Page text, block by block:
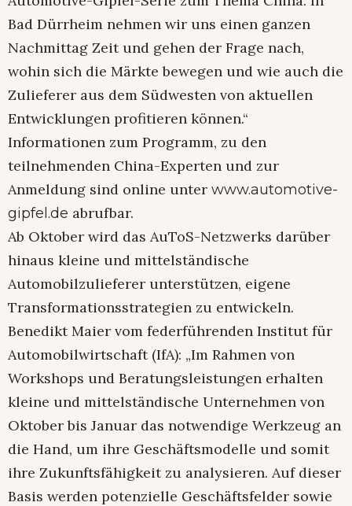
Bad Dürrheim nehmen wir uns einen ganzen
Nachmittag Zeit und gehen der Frage nach,
wohin sich die Märkte bewegen und wie auch die
Zulieferer aus dem Südwesten von aktuellen
Entwicklungen profitieren können.“
Informationen zum Programm, zu den
teilnehmenden China-Experten und zur
Anmeldung sind online unter www.automotive-
gipfel.de abrufbar.
Ab Oktober wird das AuToS-Netzwerks darüber
hinaus kleine und mittelständische
Automobilzulieferer unterstützen, eigene
Transformationsstrategien zu entwickeln.
Benedikt Maier vom federführenden Institut für
Automobilwirtschaft (IfA): „Im Rahmen von
Workshops und Beratungsleistungen erhalten
kleine und mittelständische Unternehmen von
Oktober bis Januar das notwendige Werkzeug an
die Hand, um ihre Geschäftsmodelle und somit
ihre Zukunftsfähigkeit zu analysieren. Auf dieser
Basis werden potenzielle Geschäftsfelder sowie